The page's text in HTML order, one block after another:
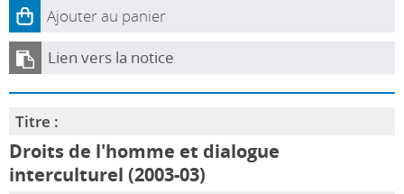
Ajouter au panier
Lien vers la notice
Titre :
Droits de l'homme et dialogue
interculturel (2003-03)